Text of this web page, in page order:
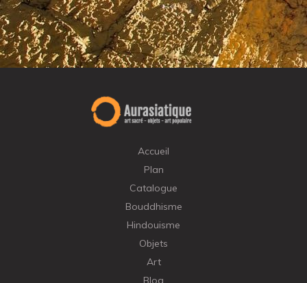
Accueil
Plan
Catalogue
Bouddhisme
Hindouisme
Objets
Art
Blog